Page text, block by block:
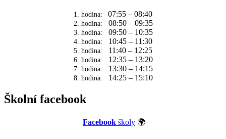
1. hodina: 07:55 – 08:40
2. hodina: 08:50 – 09:35
3. hodina: 09:50 – 10:35
4. hodina: 10:45 – 11:30
5. hodina: 11:40 – 12:25
6. hodina: 12:35 – 13:20
7. hodina: 13:30 – 14:15
8. hodina: 14:25 – 15:10
Školní facebook
Facebook školy 🌍